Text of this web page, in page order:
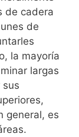
de cadera
de
la mayoría
largas
sus
general, es